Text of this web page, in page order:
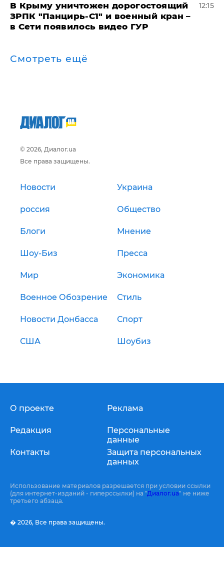
В Крыму уничтожен дорогостоящий
ЗРПК "Панцирь-С1" и военный кран –
в Сети появилось видео ГУР
12:15
Смотреть ещё
© 2026, Диалог.ua
Все права защищены.
Новости Украина
россия Общество
Блоги Мнение
Шоу-Биз Пресса
Мир Экономика
Военное Обозрение Стиль
Новости Донбасса Спорт
США Шоубиз
О проекте
Редакция
Контакты
Реклама
Персональные
данные
Защита персональных
данных
Использование материалов разрешается при условии ссылки
(для интернет-изданий - гиперссылки) на "Диалог.ua" не ниже
третьего абзаца.
� 2026, Все права защищены.